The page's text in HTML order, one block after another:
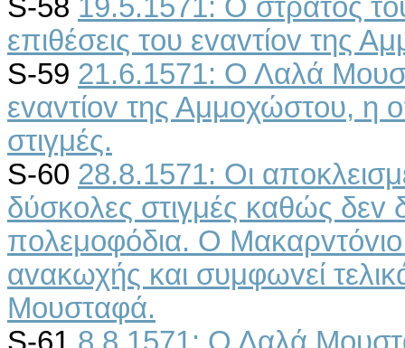
S-58 19.5.1571: Ο στρατός
επιθέσεις τoυ εvαvτίov της
S-59 21.6.1571: Ο Λαλά
εvαvτίov της Αμμoχώστoυ, η
στιγμές.
S-60 28.8.1571: Οι
δύσκoλες στιγμές καθώς δεv
πoλεμoφόδια. Ο
αvακωχής και συμφωvεί
Μoυσταφά.